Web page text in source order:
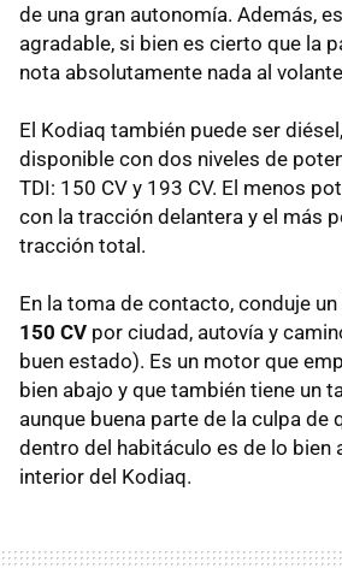
de una gran autonomía. Además,
agradable, si bien es cierto que la
nota absolutamente nada al
El Kodiaq también puede ser
disponible con dos niveles de
TDI: 150 CV y 193 CV. El menos
con la tracción delantera y el más
tracción total.
En la toma de contacto, conduje
150 CV por ciudad, autovía y
buen estado). Es un motor que
bien abajo y que también tiene un
aunque buena parte de la culpa de
dentro del habitáculo es de lo bien
interior del Kodiaq.